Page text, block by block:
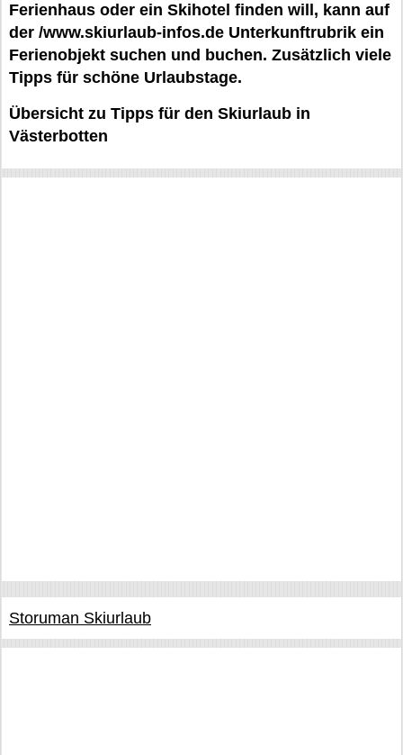
Ferienhaus oder ein Skihotel finden will, kann auf
der /www.skiurlaub-infos.de Unterkunftrubrik ein
Ferienobjekt suchen und buchen. Zusätzlich viele
Tipps für schöne Urlaubstage.
Übersicht zu Tipps für den Skiurlaub in
Västerbotten
Storuman Skiurlaub